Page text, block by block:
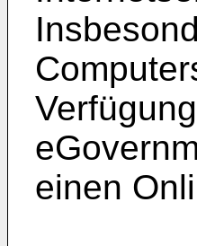
einen